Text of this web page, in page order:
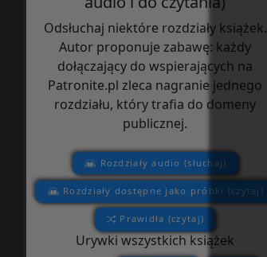
Odsłuchaj niektóre rozdziały książek.
Autor proponuje zabawę: każdy
dołączający do wspierających na
Patronite.pl zleca nagranie jednego
rozdziału, który trafia do domeny
publicznej.
Rozdziały audio (słuchaj)
Rozdziały dostępne jako próbki (czytaj)
Prawidła (czytaj)
Urywki wszystkich książek